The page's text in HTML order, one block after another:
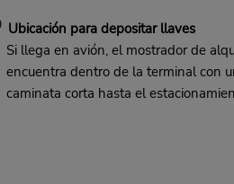
Ubicación para depositar llaves
Si llega en avión, el mostrador de
encuentra dentro de la terminal con
caminata corta hasta el